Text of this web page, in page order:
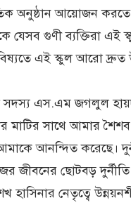
অনুষ্ঠান আয়োজন
যেসব গুণী ব্যক্তিরা এই
এই স্কুল আরো দ্রুত
সদস্য এস.এম জগলুল
সাথে আমার
আনন্দিত করেছে।
ছোটবড় দুর্নীতি
নেতৃত্বে